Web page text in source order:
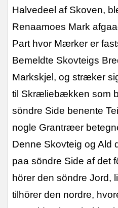
Halvedeel af Skoven,
Renaamoes Mark
Part hvor Mærker er
Bemeldte Skovteigs
Markskjel, og stræker
til Skræliebækken som
söndre Side benente
nogle Grantræer
Denne Skovteig og Ald
paa söndre Side af det
hörer den söndre Jord,
tilhörer den nordre,